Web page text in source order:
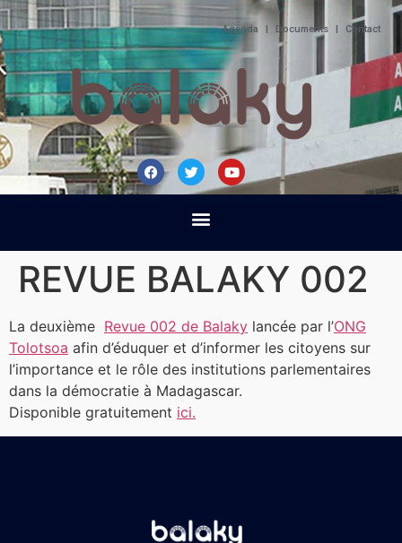
Agenda | Documents | Contact
REVUE BALAKY 002
La deuxième Revue 002 de Balaky lancée par l’ONG
Tolotsoa afin d’éduquer et d’informer les citoyens sur
l’importance et le rôle des institutions parlementaires
dans la démocratie à Madagascar.
Disponible gratuitement ici.